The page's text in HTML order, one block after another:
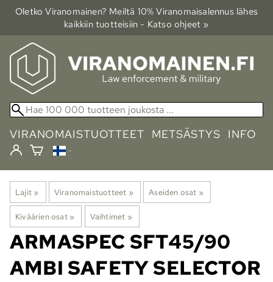
Oletko Viranomainen? Meiltä 10% Viranomais­alennus lähes
kaikkiin tuotteisiin - Katso ohjeet »
VIRANOMAISTUOTTEET METSÄSTYS INFO
Lajit ‪» Viranomaistuotteet ‪» Aseiden osat ‪»
Kiväärien osat ‪» Vaihtimet ‪»
ARMASPECSFT45/90
AMBI SAFETY SELECTOR